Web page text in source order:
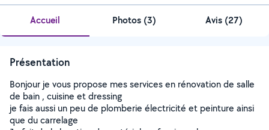
Accueil Photos (3) Avis (27)
Présentation
Bonjour je vous propose mes services en rénovation de salle
de bain , cuisine et dressing
je fais aussi un peu de plomberie électricité et peinture ainsi
que du carrelage